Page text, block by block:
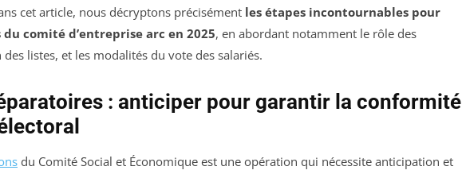
cet article, nous décryptons précisément les étapes incontournables pour
comité d’entreprise arc en 2025, en abordant notamment le rôle des
listes, et les modalités du vote des salariés.
: anticiper pour garantir la conformité
du Comité Social et Économique est une opération qui nécessite anticipation et